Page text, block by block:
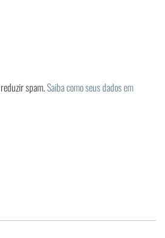
spam.Saiba como seus dados em